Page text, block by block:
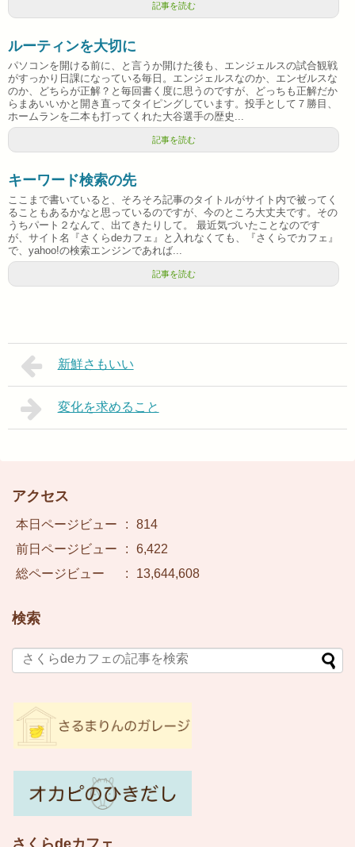
記事を読む
ルーティンを大切に
パソコンを開ける前に、と言うか開けた後も、エンジェルスの試合観戦
がすっかり日課になっている毎日。エンジェルスなのか、エンゼルスな
のか、どちらが正解？と毎回書く度に思うのですが、どっちも正解だか
らまあいいかと開き直ってタイピングしています。投手として７勝目、
ホームランを二本も打ってくれた大谷選手の歴史...
記事を読む
キーワード検索の先
ここまで書いていると、そろそろ記事のタイトルがサイト内で被ってく
ることもあるかなと思っているのですが、今のところ大丈夫です。その
うちパート２なんて、出てきたりして。 最近気づいたことなのです
が、サイト名『さくらdeカフェ』と入れなくても、『さくらでカフェ』
で、yahoo!の検索エンジンであれば...
記事を読む
新鮮さもいい
変化を求めること
アクセス
本日ページビュー :
814
前日ページビュー
:
6,422
総ページビュー
: 13,644,608
検索